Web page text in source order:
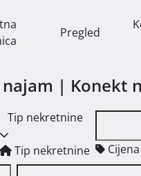
Pregled
| Konekt
Tip nekretnine
Tip nekretnine